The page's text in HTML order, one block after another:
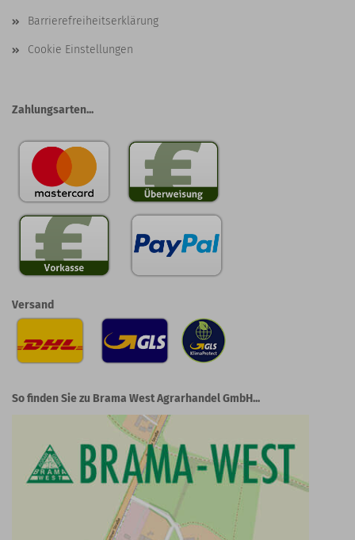
Barrierefreiheitserklärung
Cookie Einstellungen
Zahlungsarten...
Versand
So finden Sie zu Brama West Agrarhandel GmbH...